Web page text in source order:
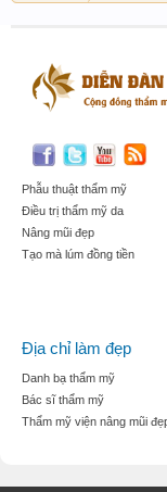
Phẫu thuật thẩm mỹ
Điều trị thẩm mỹ da
Nâng mũi đẹp
Tạo mà lúm đồng tiền
Địa chỉ làm đẹp
Danh bạ thẩm mỹ
Bác sĩ thẩm mỹ
Thẩm mỹ viện nâng mũi